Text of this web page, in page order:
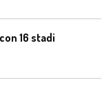
16 stadi